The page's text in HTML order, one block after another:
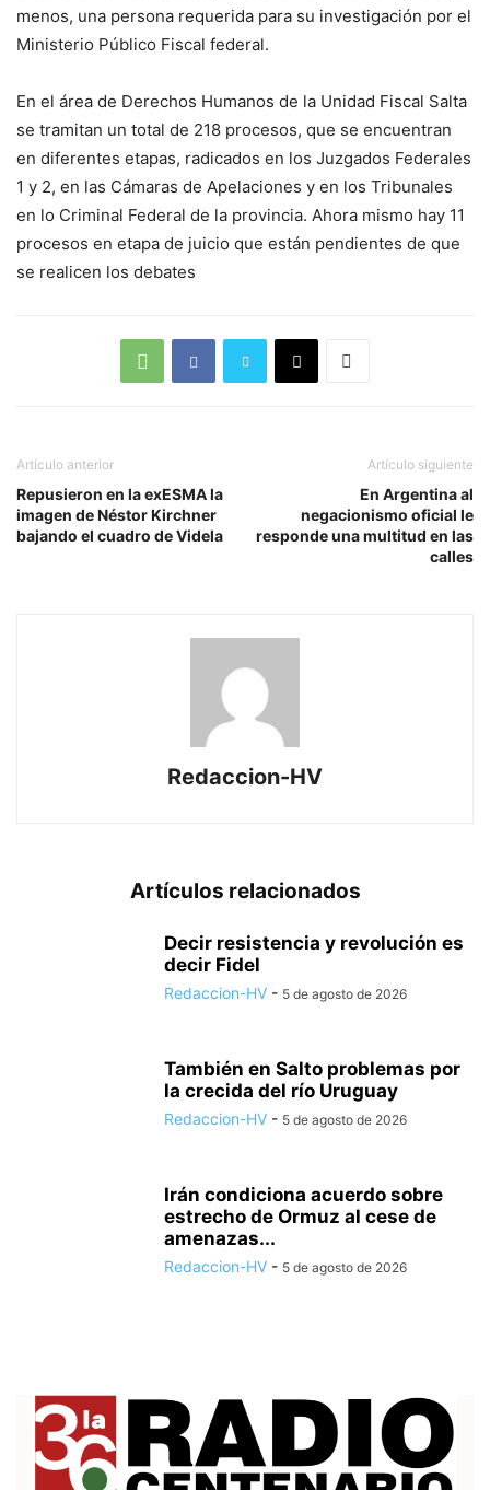
menos, una persona requerida para su investigación por el
Ministerio Público Fiscal federal.
En el área de Derechos Humanos de la Unidad Fiscal Salta
se tramitan un total de 218 procesos, que se encuentran
en diferentes etapas, radicados en los Juzgados Federales
1 y 2, en las Cámaras de Apelaciones y en los Tribunales
en lo Criminal Federal de la provincia. Ahora mismo hay 11
procesos en etapa de juicio que están pendientes de que
se realicen los debates
Artículo anterior
Repusieron en la exESMA la
imagen de Néstor Kirchner
bajando el cuadro de Videla
Artículo siguiente
En Argentina al
negacionismo oficial le
responde una multitud en las
calles
Redaccion-HV
Artículos relacionados
Decir resistencia y revolución es
decir Fidel
Redaccion-HV - 5 de agosto de 2026
También en Salto problemas por
la crecida del río Uruguay
Redaccion-HV - 5 de agosto de 2026
Irán condiciona acuerdo sobre
estrecho de Ormuz al cese de
amenazas...
Redaccion-HV - 5 de agosto de 2026